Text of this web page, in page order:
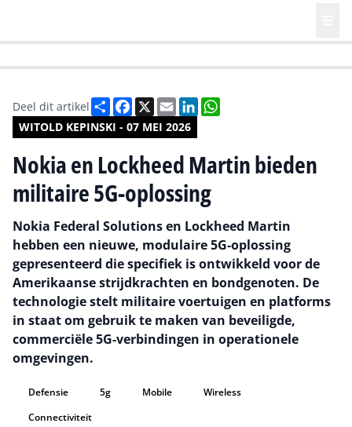
WITOLD KEPINSKI - 07 MEI 2026
Deel dit artikel DeelFacebook
X EmailLinkedIn
Nokia en Lockheed Martin bieden
militaire 5G-oplossing
Nokia Federal Solutions en Lockheed Martin
hebben een nieuwe, modulaire 5G-oplossing
gepresenteerd die specifiek is ontwikkeld voor de
Amerikaanse strijdkrachten en bondgenoten. De
technologie stelt militaire voertuigen en platforms
in staat om gebruik te maken van beveiligde,
commerciële 5G-verbindingen in operationele
omgevingen.
Defensie 5g Mobile
Wireless
Connectiviteit